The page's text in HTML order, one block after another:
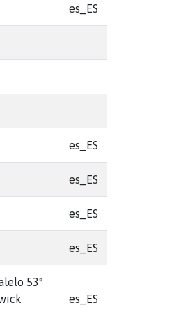
es_ES
es_ES
es_ES
es_ES
es_ES
53°
es_ES